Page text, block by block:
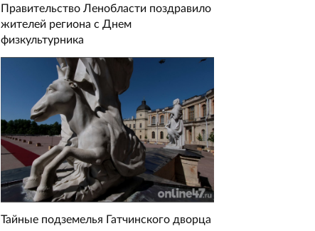
Правительство Ленобласти поздравило
жителей региона с Днем
физкультурника
Тайные подземелья Гатчинского дворца